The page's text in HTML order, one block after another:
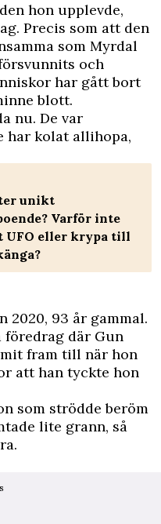
hon upplevde,
Precis som att den
som Myrdal
och
har gått bort
blott.
nu. De var
har kolat allihopa,
unikt
Varför inte
UFO eller krypa till
2020, 93 år gammal.
föredrag där Gun
fram till när hon
att han tyckte hon
som strödde beröm
lite grann, så